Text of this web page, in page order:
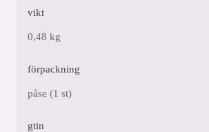
vikt
0,48 kg
förpackning
påse (1 st)
gtin